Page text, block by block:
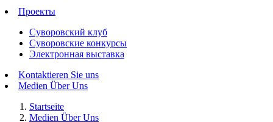
Проекты
Суворовский клуб
Суворовские конкурсы
Электронная выставка
Kontaktieren Sie uns
Medien Über Uns
Startseite
Medien Über Uns